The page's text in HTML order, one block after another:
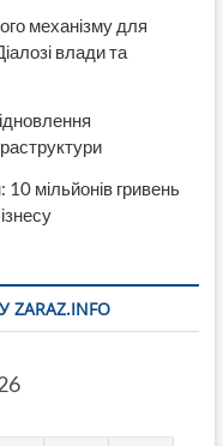
механізму для
влади та
10 мільйонів гривень
ZARAZ.INFO